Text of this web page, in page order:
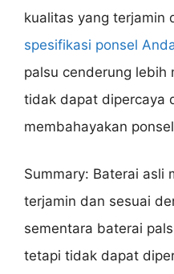
kualitas yang terjamin
spesifikasi ponsel
palsu cenderung lebih
tidak dapat dipercaya
membahayakan
Summary: Baterai asli
terjamin dan sesuai
sementara baterai
tetapi tidak dapat